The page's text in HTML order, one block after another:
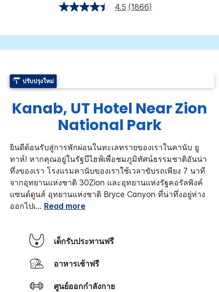
4.5 (1866)
ปรับปรุงใหม่
Kanab, UT Hotel Near Zion
National Park
ยินดีต้อนรับสู่การพักผ่อนในทะเลทรายของเราในคานับ ยู
ทาห์! หากคุณอยู่ในรัฐบีไฮฟ์เพื่อชมภูมิทัศน์ธรรมชาติอันน่า
ทึ่งของเรา โรงแรมคานับของเราใช้เวลาขับรถเพียง 7 นาที
จากอุทยานแห่งชาติ 30Zion และอุทยานแห่งรัฐคอรัลพิงค์
แซนด์ดูนส์ อุทยานแห่งชาติ Bryce Canyon ที่น่าทึ่งอยู่ห่าง
ออกไปเ... Read more
เด็กรับประทานฟรี
อาหารเช้าฟรี
ศูนย์ออกกำลังกาย